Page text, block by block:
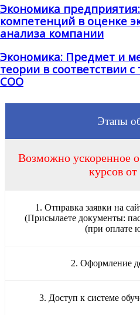
Экономика
компетенций в оценке
анализа компании
Экономика: Предмет и
теории в соответствии
СОО
Этапы
Возможно ускоренное
курсов
1. Отправка заявки на
(Присылаете документы:
(при оплате
2. Оформление
3. Доступ к системе